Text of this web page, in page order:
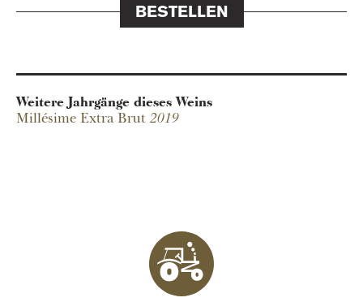
BESTELLEN
Weitere Jahrgänge dieses Weins
Millésime Extra Brut 2019
Champagne Leclerc
Briant